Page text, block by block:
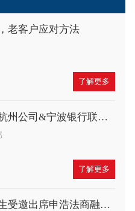
老客户应对方法
了解更多
深耕财富配置｜凌宇移民杭州公司&宁波银行联合举办高端财富沙龙，共探A股大势与全球身份布局新机遇
了解更多
凌宇移民董事长王伦文先生受邀出席申浩法商融合论坛，深度解读 CRS 与税务合规新趋势